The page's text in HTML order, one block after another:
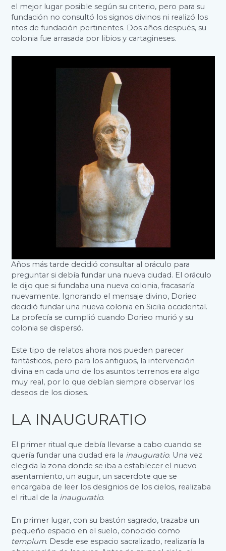
el mejor lugar posible según su criterio, pero para su
fundación no consultó los signos divinos ni realizó los
ritos de fundación pertinentes. Dos años después, su
colonia fue arrasada por libios y cartagineses.
Años más tarde decidió consultar al oráculo para
preguntar si debía fundar una nueva ciudad. El oráculo
le dijo que si fundaba una nueva colonia, fracasaría
nuevamente. Ignorando el mensaje divino, Dorieo
decidió fundar una nueva colonia en Sicilia occidental.
La profecía se cumplió cuando Dorieo murió y su
colonia se dispersó.
Este tipo de relatos ahora nos pueden parecer
fantásticos, pero para los antiguos, la intervención
divina en cada uno de los asuntos terrenos era algo
muy real, por lo que debían siempre observar los
deseos de los dioses.
LA INAUGURATIO
El primer ritual que debía llevarse a cabo cuando se
quería fundar una ciudad era la inauguratio. Una vez
elegida la zona donde se iba a establecer el nuevo
asentamiento, un augur, un sacerdote que se
encargaba de leer los designios de los cielos, realizaba
el ritual de la inauguratio.
En primer lugar, con su bastón sagrado, trazaba un
pequeño espacio en el suelo, conocido como
templum. Desde ese espacio sacralizado, realizaría la